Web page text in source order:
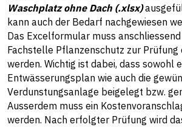
Waschplatz ohne Dach (.xlsx)
kann auch der Bedarf nachgewiesen
Das Excelformular muss anschliessend
Fachstelle Pflanzenschutz zur Prüfung
werden. Wichtig ist dabei, dass sowohl
Entwässerungsplan wie auch die
Verdunstungsanlage beigelegt bzw.
Ausserdem muss ein
werden. Nach erfolgter Prüfung wird